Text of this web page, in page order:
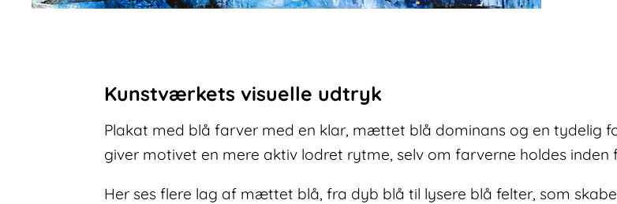
Kunstværkets visuelle udtryk
Plakat med blå farver med en klar, mættet blå dominans og en tydelig
giver motivet en mere aktiv lodret rytme, selv om farverne holdes inden
Her ses flere lag af mættet blå, fra dyb blå til lysere blå felter, som